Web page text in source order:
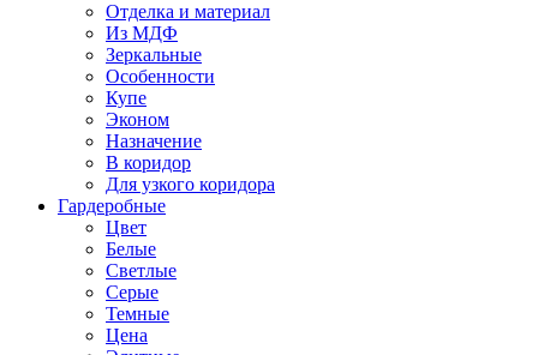
Отделка и материал
Из МДФ
Зеркальные
Особенности
Купе
Эконом
Назначение
В коридор
Для узкого коридора
Гардеробные
Цвет
Белые
Светлые
Серые
Темные
Цена